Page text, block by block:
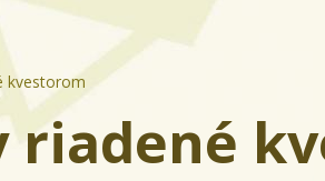
kvestorom
riadené